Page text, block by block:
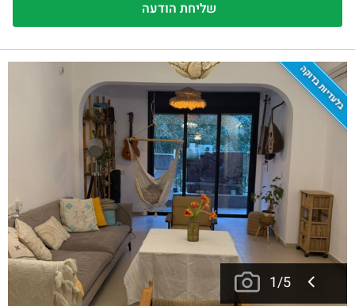
בלעדיות בדוקה
1/5